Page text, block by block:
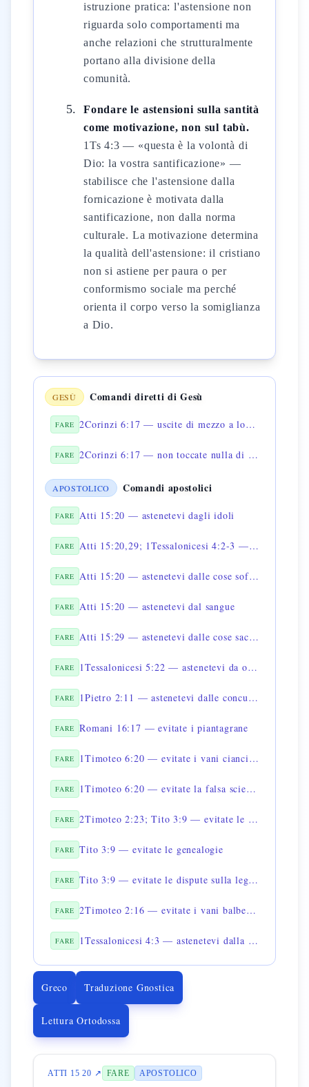
istruzione pratica: l'astensione non
riguarda solo comportamenti ma
anche relazioni che strutturalmente
portano alla divisione della
comunità.
Fondare le astensioni sulla santità
come motivazione, non sul tabù.
1Ts 4:3 — «questa è la volontà di
Dio: la vostra santificazione» —
stabilisce che l'astensione dalla
fornicazione è motivata dalla
santificazione, non dalla norma
culturale. La motivazione determina
la qualità dell'astensione: il cristiano
non si astiene per paura o per
conformismo sociale ma perché
orienta il corpo verso la somiglianza
a Dio.
GESÙ Comandi diretti di Gesù
FARE 2Corinzi 6:17 — uscite di mezzo a loro e separatevi
FARE 2Corinzi 6:17 — non toccate nulla di impuro
APOSTOLICO Comandi apostolici
FARE Atti 15:20 — astenetevi dagli idoli
FARE Atti 15:20,29; 1Tessalonicesi 4:2-3 — astenetevi dalla fornicazione
FARE Atti 15:20 — astenetevi dalle cose soffocate
FARE Atti 15:20 — astenetevi dal sangue
FARE Atti 15:29 — astenetevi dalle cose sacrificate agli idoli
FARE 1Tessalonicesi 5:22 — astenetevi da ogni apparenza di male
FARE 1Pietro 2:11 — astenetevi dalle concupiscenze carnali
FARE Romani 16:17 — evitate i piantagrane
FARE 1Timoteo 6:20 — evitate i vani cianciamenti
FARE 1Timoteo 6:20 — evitate la falsa scienza
FARE 2Timoteo 2:23; Tito 3:9 — evitate le questioni stolte
FARE Tito 3:9 — evitate le genealogie
FARE Tito 3:9 — evitate le dispute sulla legge
FARE 2Timoteo 2:16 — evitate i vani balbettii
FARE 1Tessalonicesi 4:3 — astenetevi dalla fornicazione
Greco Traduzione Gnostica
Lettura Ortodossa
ATTI 15 20 ↗ FARE APOSTOLICO